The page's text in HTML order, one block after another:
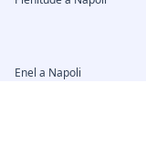
Enel a Napoli